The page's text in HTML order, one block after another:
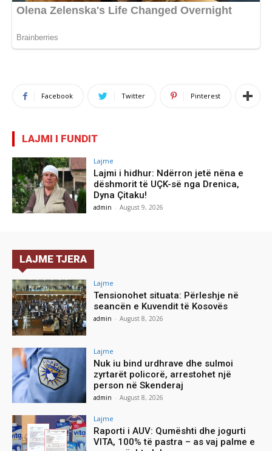
Facebook Twitter Pinterest
LAJMI I FUNDIT
Lajme
Lajmi i hidhur: Ndërron jetë nëna e
dëshmorit të UÇK-së nga Drenica,
Dyna Çitaku!
admin - August 9, 2026
LAJME TJERA
Lajme
Tensionohet situata: Përleshje në
seancën e Kuvendit të Kosovës
admin - August 8, 2026
Lajme
Nuk iu bind urdhrave dhe sulmoi
zyrtarët policorë, arrestohet një
person në Skenderaj
admin - August 8, 2026
Lajme
Raporti i AUV: Qumështi dhe jogurti
VITA, 100% të pastra – as vaj palme e